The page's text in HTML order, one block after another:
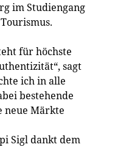
im Studiengang
für höchste
sagt
ich in alle
bestehende
neue Märkte
Sigl dankt dem